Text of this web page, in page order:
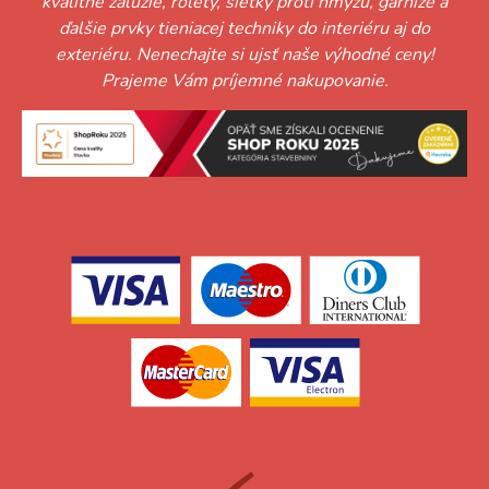
ďalšie prvky tieniacej techniky do interiéru aj do
exteriéru. Nenechajte si ujsť naše výhodné ceny!
Prajeme Vám príjemné nakupovanie.